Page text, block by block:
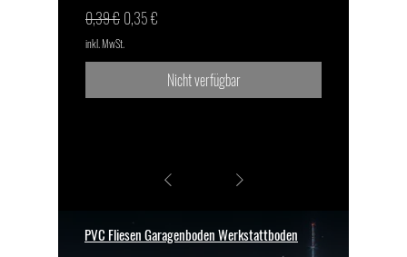
Standardpreis
0,39 € Sale-Preis
0,35 €
inkl. MwSt.
Nicht verfügbar
PVC Fliesen Garagenboden Werkstattboden